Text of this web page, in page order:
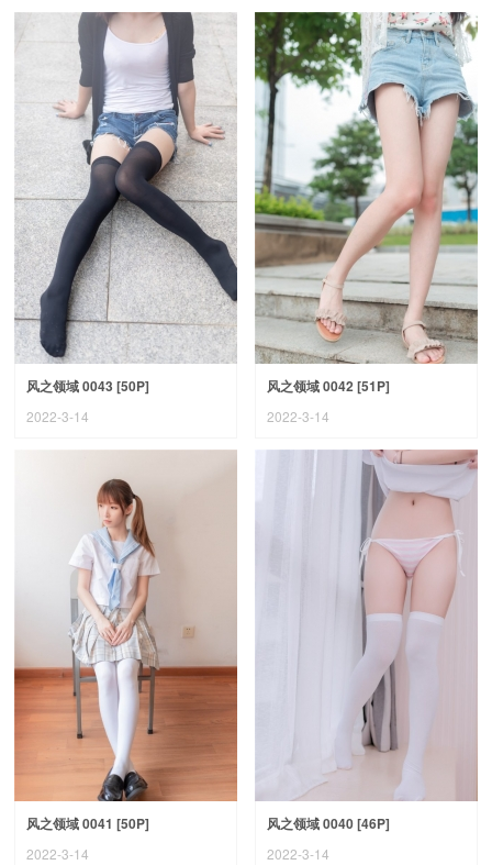
风之领域 0043 [50P]
2022-3-14
风之领域 0042 [51P]
2022-3-14
风之领域 0041 [50P]
2022-3-14
风之领域 0040 [46P]
2022-3-14